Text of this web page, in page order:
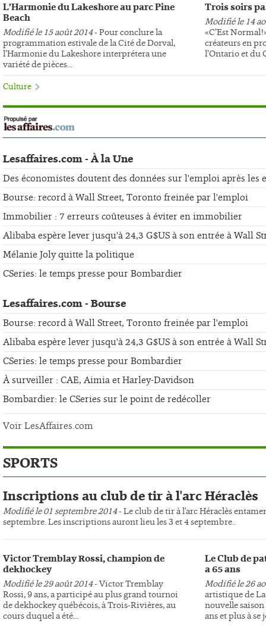
L’Harmonie du Lakeshore au parc Pine
Beach
Modifié le 15 août 2014- Pour conclure la
programmation estivale de la Cité de Dorval,
l’Harmonie du Lakeshore interprétera une
variété de pièces...
Trois soirs
Modifié le 14
«C’Est
créateurs en
l’Ontario et du
Culture
Lesaffaires.com - À la Une
Des économistes doutent des données sur l'emploi après
Bourse: record à Wall Street, Toronto freinée par l'emploi
Immobilier : 7 erreurs coûteuses à éviter en immobilier
Alibaba espère lever jusqu'à 24,3 G$US à son entrée à Wall
Mélanie Joly quitte la politique
CSeries: le temps presse pour Bombardier
Lesaffaires.com - Bourse
Bourse: record à Wall Street, Toronto freinée par l'emploi
Alibaba espère lever jusqu'à 24,3 G$US à son entrée à Wall
CSeries: le temps presse pour Bombardier
À surveiller : CAE, Aimia et Harley-Davidson
Bombardier: le CSeries sur le point de redécoller
Voir LesAffaires.com
SPORTS
Inscriptions au club de tir à l'arc Héraclès
Modifié le 01 septembre 2014- Le club de tir à l'arc Héraclès
septembre. Les inscriptions auront lieu les 3 et 4 septembre..
Victor Tremblay Rossi, champion de
dekhockey
Modifié le 29 août 2014- Victor Tremblay
Rossi, 9 ans, a participé au plus grand tournoi
de dekhockey québécois, à Trois-Rivières, au
cours duquel a été...
Le Club de
a 65 ans
Modifié le 26
artistique de
nouvelle
ans et plus à se